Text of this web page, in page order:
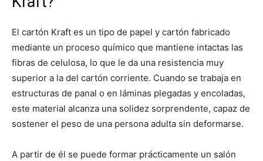
El cartón Kraft es un tipo de papel y cartón fabricado
mediante un proceso químico que mantiene intactas las
fibras de celulosa, lo que le da una resistencia muy
superior a la del cartón corriente. Cuando se trabaja en
estructuras de panal o en láminas plegadas y encoladas,
este material alcanza una solidez sorprendente, capaz de
sostener el peso de una persona adulta sin deformarse.
A partir de él se puede formar prácticamente un salón